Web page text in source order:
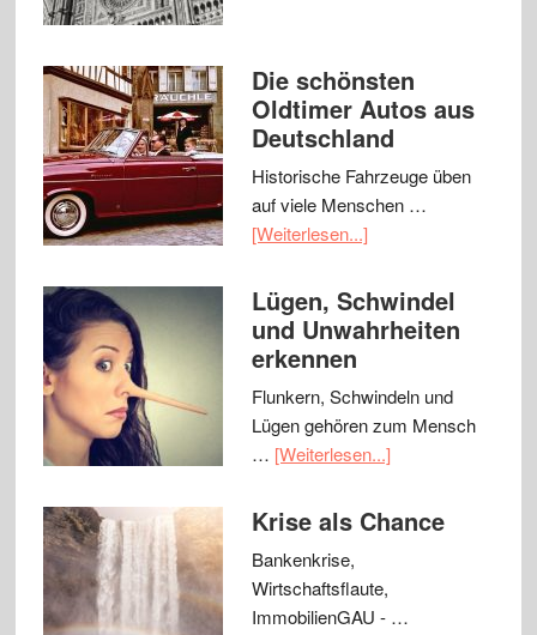
Die schönsten
Oldtimer Autos aus
Deutschland
Historische Fahrzeuge üben
auf viele Menschen …
[Weiterlesen...]
Lügen, Schwindel
und Unwahrheiten
erkennen
Flunkern, Schwindeln und
Lügen gehören zum Mensch
… [Weiterlesen...]
Krise als Chance
Bankenkrise,
Wirtschaftsflaute,
ImmobilienGAU - …